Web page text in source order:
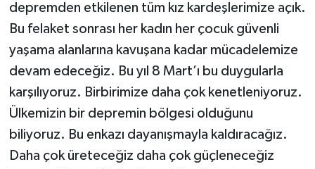
depremden etkilenen tüm kız kardeşlerimize açık.
Bu felaket sonrası her kadın her çocuk güvenli
yaşama alanlarına kavuşana kadar mücadelemize
devam edeceğiz. Bu yıl 8 Mart’ı bu duygularla
karşılıyoruz. Birbirimize daha çok kenetleniyoruz.
Ülkemizin bir depremin bölgesi olduğunu
biliyoruz. Bu enkazı dayanışmayla kaldıracağız.
Daha çok üreteceğiz daha çok güçleneceğiz